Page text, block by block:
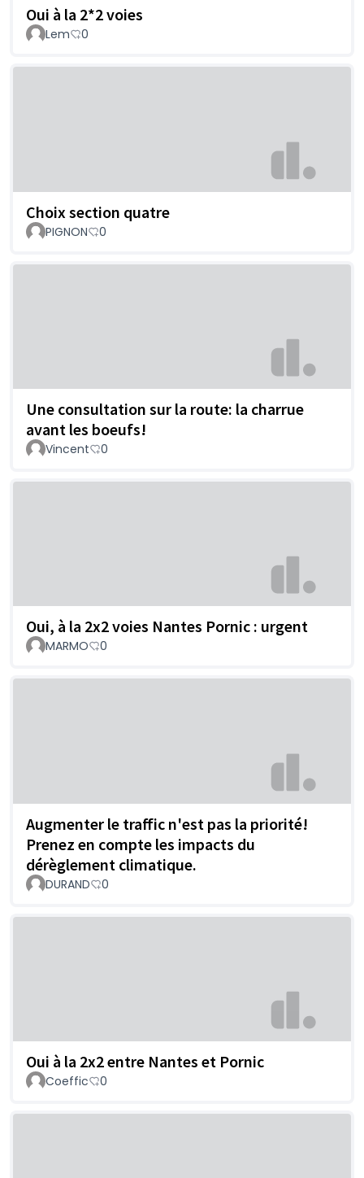
Oui à la 2*2 voies
Lem 0
Choix section quatre
PIGNON 0
Une consultation sur la route: la charrue
avant les boeufs!
Vincent 0
Oui, à la 2x2 voies Nantes Pornic : urgent
MARMO 0
Augmenter le traffic n'est pas la priorité!
Prenez en compte les impacts du
dérèglement climatique.
DURAND 0
Oui à la 2x2 entre Nantes et Pornic
Coeffic 0